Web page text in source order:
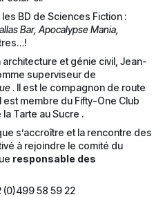
BD de Sciences Fiction :
Bar, Apocalypse Mania,
architecture et génie civil, Jean-
superviseur de
. Il est le compagnon de route
est membre du Fifty-One Club
Tarte au Sucre .
s’accroître et la rencontre des
à rejoindre le comité du
responsable des
(0)499 58 59 22